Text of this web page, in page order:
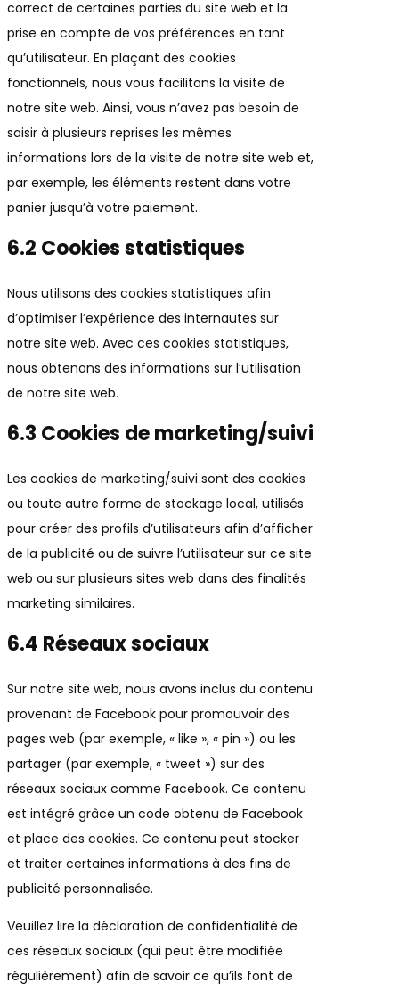
correct de certaines parties du site web et la
prise en compte de vos préférences en tant
qu’utilisateur. En plaçant des cookies
fonctionnels, nous vous facilitons la visite de
notre site web. Ainsi, vous n’avez pas besoin de
saisir à plusieurs reprises les mêmes
informations lors de la visite de notre site web et,
par exemple, les éléments restent dans votre
panier jusqu’à votre paiement.
6.2 Cookies statistiques
Nous utilisons des cookies statistiques afin
d’optimiser l’expérience des internautes sur
notre site web. Avec ces cookies statistiques,
nous obtenons des informations sur l’utilisation
de notre site web.
6.3 Cookies de marketing/suivi
Les cookies de marketing/suivi sont des cookies
ou toute autre forme de stockage local, utilisés
pour créer des profils d’utilisateurs afin d’afficher
de la publicité ou de suivre l’utilisateur sur ce site
web ou sur plusieurs sites web dans des finalités
marketing similaires.
6.4 Réseaux sociaux
Sur notre site web, nous avons inclus du contenu
provenant de Facebook pour promouvoir des
pages web (par exemple, « like », « pin ») ou les
partager (par exemple, « tweet ») sur des
réseaux sociaux comme Facebook. Ce contenu
est intégré grâce un code obtenu de Facebook
et place des cookies. Ce contenu peut stocker
et traiter certaines informations à des fins de
publicité personnalisée.
Veuillez lire la déclaration de confidentialité de
ces réseaux sociaux (qui peut être modifiée
régulièrement) afin de savoir ce qu’ils font de